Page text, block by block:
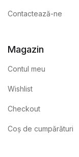
Contactează-ne
Magazin
Contul meu
Wishlist
Checkout
Coș de cumpărături